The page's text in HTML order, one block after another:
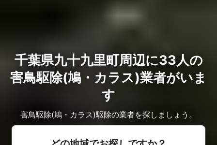
千葉県九十九里町周辺に33人の
害鳥駆除(鳩・カラス)業者がいま
す
害鳥駆除(鳩・カラス)駆除の業者を探しましょう。